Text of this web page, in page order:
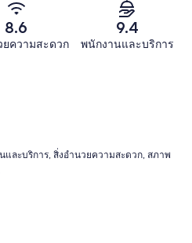
8.6
ยความสะดวก
9.4
พนักงานและบริการ
ละบริการ, สิ่งอำนวยความสะดวก, สภาพ